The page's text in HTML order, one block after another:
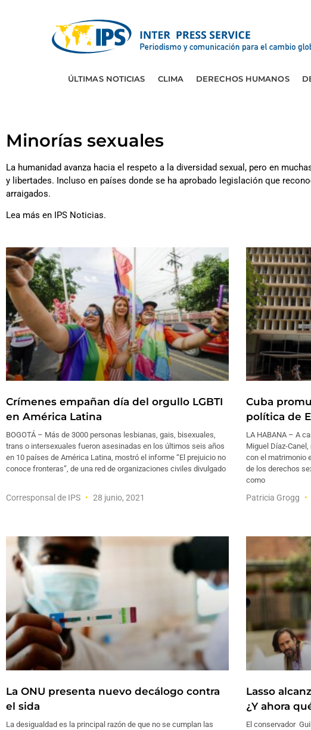
ÚLTIMAS NOTICIAS CLIMA DERECHOS HUMANOS
Minorías sexuales
La humanidad avanza hacia el respeto a la diversidad sexual, pero en
y libertades. Incluso en países donde se ha aprobado legislación que
arraigados.
Lea más en IPS Noticias.
Crímenes empañan día del orgullo LGBTI
en América Latina
BOGOTÁ – Más de 3000 personas lesbianas, gais, bisexuales,
trans o intersexuales fueron asesinadas en los últimos seis años
en 10 países de América Latina, mostró el informe “El prejuicio no
conoce fronteras”, de una red de organizaciones civiles divulgado
Corresponsal de IPS 28 junio, 2021
Cuba
política de
LA HABANA – A
Miguel Díaz-
con el matrimonio
de los derechos
como
Patricia Grogg
La ONU presenta nuevo decálogo contra
el sida
La desigualdad es la principal razón de que no se cumplan las
Lasso
¿Y ahora
El conservador